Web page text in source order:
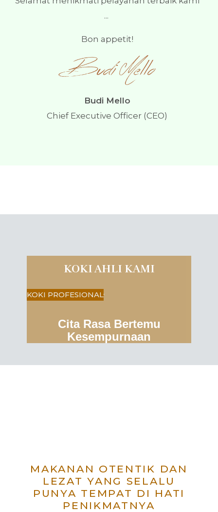
...
Bon appetit!
Budi Mello
Chief Executive Officer (CEO)
KOKI AHLI KAMI
KOKI PROFESIONAL
Cita Rasa Bertemu
Kesempurnaan
MAKANAN OTENTIK DAN
LEZAT YANG SELALU
PUNYA TEMPAT DI HATI
PENIKMATNYA